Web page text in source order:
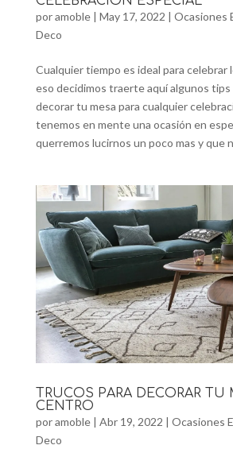
poramoble| May 17, 2022 | Ocasiones
Deco
Cualquier tiempo es ideal para celebrar
eso decidimos traerte aquí algunos tips
decorar tu mesa para cualquier
tenemos en mente una ocasión en
querremos lucirnos un poco mas y que
TRUCOS PARA DECORAR TU
CENTRO
poramoble| Abr 19, 2022 | Ocasiones
Deco